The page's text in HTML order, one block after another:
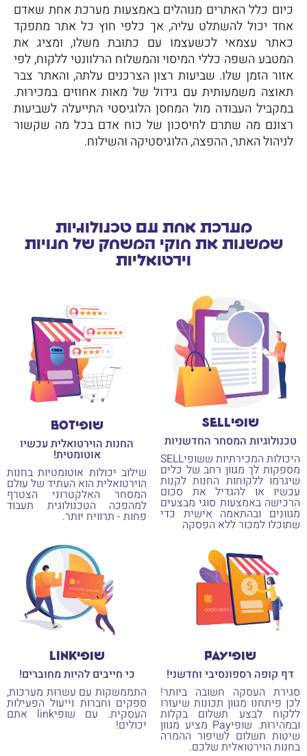
כיום כלל האתרים מנוהלים באמצעות מערכת אחת שאדם
אחד יכול להשתלט עליה, אך כלפי חוץ כל אתר מתפקד
כאתר עצמאי לכשעצמו עם כתובת משלו, ומציג את
המטבע השפה כללי המיסוי והמשלוח הרלוונטי ללקוח, לפי
אזור הזמן שלו. שביעות רצון הצרכנים עלתה, והאתר צבר
תאוצה משמעותית עם גידול של מאות אחוזים במכירות.
במקביל העבודה מול המחסן הלוגיסטי התייעלה לשביעות
רצונם מה שתרם לחיסכון של כוח אדם בכל מה שקשור
לניהול האתר, ההפצה, הלוגיסטיקה והשילוח.
מערכת אחת עם טכנולוגיות
שמשנות את חוקי המשחק של חנויות
וירטואליות
שופיSELL
טכנולוגיות המסחר החדשניות
היכולות המכירתיות ששופיSELL
מספקות לך מגוון רחב של כלים
שיגרמו ללקוחות החנות לקנות
עכשיו או להגדיל את סכום
הרכישה באמצעות סוגי מבצעים
מגוונים ובהתאמה אישית כדי
שתוכלו למכור ללא הפסקה
שופיBOT
החנות הוירטואלית עכשיו
אוטומטית!
שילוב יכולות אוטומטיות בחנות
הוירטואלית הוא העתיד של עולם
המסחר האלקטרוני הצטרף
למהפכה הטכנולוגית תעבוד
פחות - תרוויח יותר.
שופיPAY
דף קופה רספונסיבי וחדשני!
סגירת העסקה חשובה ביותר!
לכן פיתחנו מגוון תכונות שיעזרו
ללקוח לבצע תשלום בקלות
ובמהירות. שופיPay מציע מגוון
שיטות תשלום לשיפור ההמרה
בחנות הוירטואלית שלכם.
שופיLINK
כי חייבים להיות מחוברים!
התממשקות עם עשרות מערכות,
ספקים וחברות וייעול הפעילות
העסקית. עם שופיlink אתם
יכולים!